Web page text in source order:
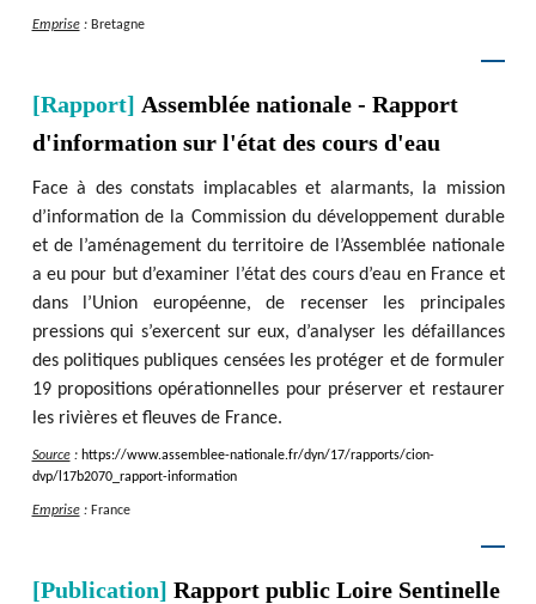
Emprise: Bretagne
[Rapport] Assemblée nationale - Rapport
d'information sur l'état des cours d'eau
Face à des constats implacables et alarmants, la mission
d’information de la Commission du développement durable
et de l’aménagement du territoire de l’Assemblée nationale
a eu pour but d’examiner l’état des cours d’eau en France et
dans l’Union européenne, de recenser les principales
pressions qui s’exercent sur eux, d’analyser les défaillances
des politiques publiques censées les protéger et de formuler
19 propositions opérationnelles pour préserver et restaurer
les rivières et fleuves de France.
Source: https://www.assemblee-nationale.fr/dyn/17/rapports/cion-
dvp/ l17b2070_rapport-information
Emprise: France
[Publication] Rapport public Loire Sentinelle